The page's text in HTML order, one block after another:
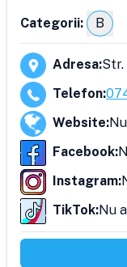
Categorii: B
Adresa:Str.
Telefon:
Website:
Facebook:
Instagram:
TikTok:Nu